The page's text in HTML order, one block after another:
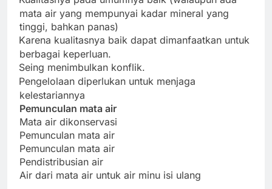
mata air yang mempunyai kadar mineral yang
tinggi, bahkan panas)
Karena kualitasnya baik dapat dimanfaatkan untuk
berbagai keperluan.
Seing menimbulkan konflik.
Pengelolaan diperlukan untuk menjaga
kelestariannya
Pemunculan mata air
Mata air dikonservasi
Pemunculan mata air
Pemunculan mata air
Pendistribusian air
Air dari mata air untuk air minu isi ulang